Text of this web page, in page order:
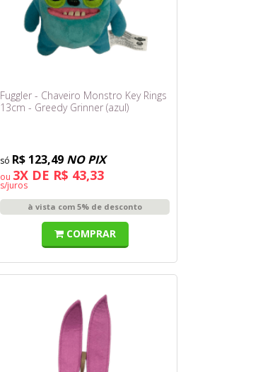
Fuggler - Chaveiro Monstro Key Rings
13cm - Greedy Grinner (azul)
R$ 123,49 NO PIX
ou 3X DE R$ 43,33
s/juros
à vista com 5% de desconto
COMPRAR